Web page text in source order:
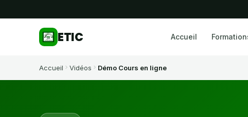
ETIC Accueil
Accueil Vidéos Démo Cours en ligne